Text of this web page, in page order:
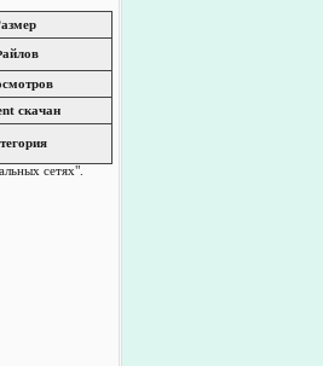
скачан
сетях".